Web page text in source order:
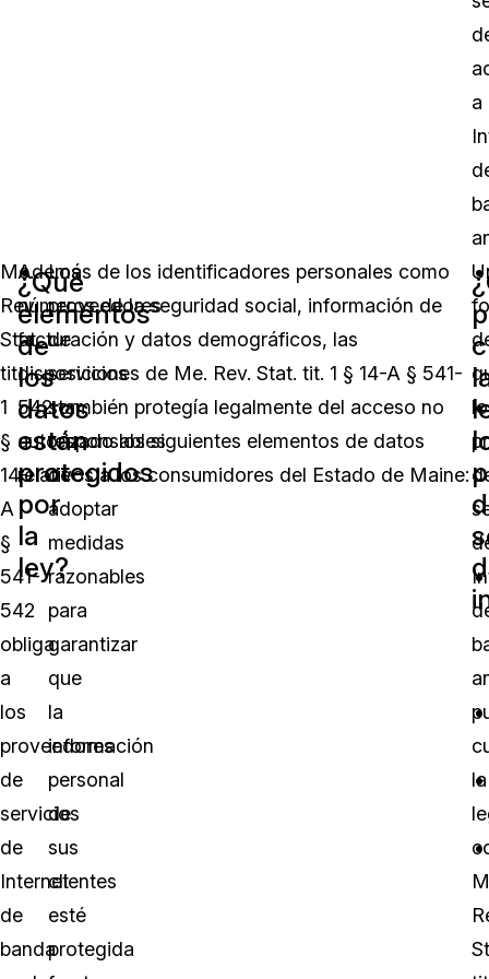
a
Me.
Rev.
Stat.
tit.
1
§
14-
A
§
541-
542
obliga
a
los
proveedores
de
servicios
de
Internet
de
banda
Los
proveedores
de
servicios
son
responsables
de
adoptar
medidas
razonables
para
garantizar
que
la
información
personal
de
sus
clientes
esté
protegida
¿Qué
elementos
de
los
datos
están
protegidos
por
la
ley?
Además de los identificadores personales como
números de la seguridad social, información de
facturación y datos demográficos, las
disposiciones de Me. Rev. Stat. tit. 1 § 14-A § 541-
542 también protegía legalmente del acceso no
autorizado los siguientes elementos de datos
relativos a los consumidores del Estado de Maine:
la